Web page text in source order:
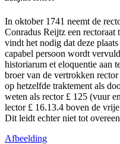
In oktober 1741 neemt de
Conradus Reijtz een rectoraat
vindt het nodig dat deze
capabel persoon wordt
historiarum et eloquentie aan
broer van de vertrokken
op hetzelfde traktement als
weten als rector £ 125 (vuur
lector £ 16.13.4 boven de
Dit leidt echter niet tot
Afbeelding